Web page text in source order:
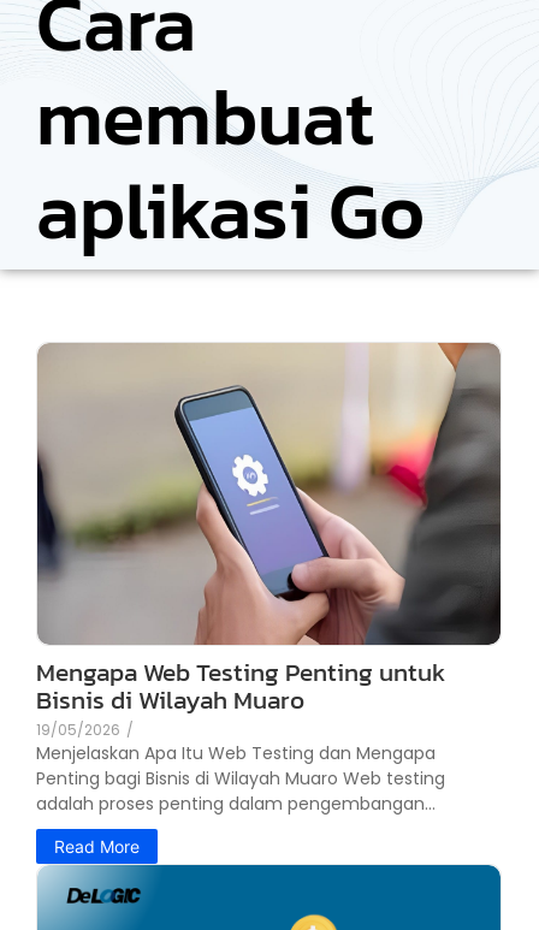
membuat
aplikasi Go
Mengapa Web Testing Penting untuk
Bisnis di Wilayah Muaro
19/05/2026 /
Menjelaskan Apa Itu Web Testing dan Mengapa
Penting bagi Bisnis di Wilayah Muaro Web testing
adalah proses penting dalam pengembangan...
Read More